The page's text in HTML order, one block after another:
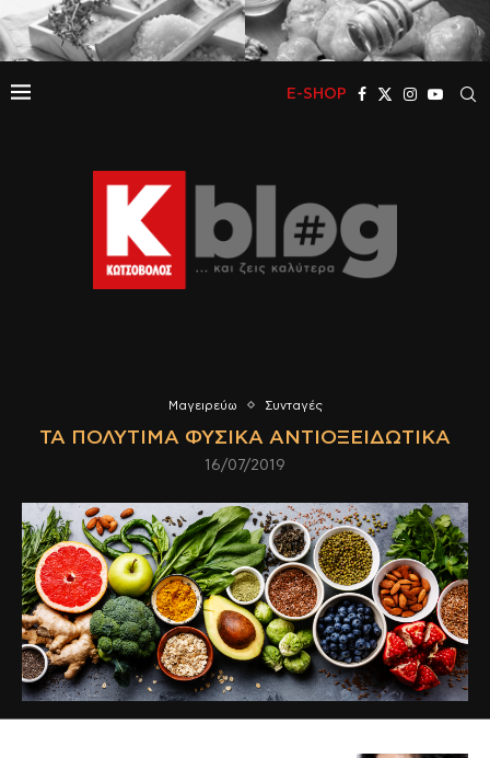
E-SHOP
Μαγειρεύω Συνταγές
ΤΑ ΠΟΛΎΤΙΜΑ ΦΥΣΙΚΆ ΑΝΤΙΟΞΕΙΔΩΤΙΚΆ
16/07/2019